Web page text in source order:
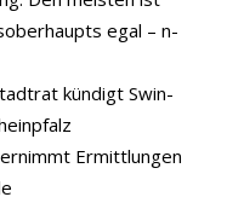
egal – n-
kün­digt Swin­
Ermittlungen